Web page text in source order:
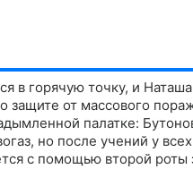
в горячую точку, и
защите от массового
палатке:
но после учений у
с помощью второй роты